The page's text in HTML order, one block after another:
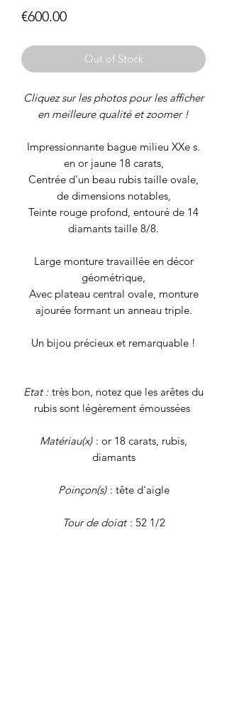
€600.00Price
Out of Stock
Cliquez sur les photos pour les afficher
en meilleure qualité et zoomer !
Impressionnante bague milieu XXe s.
en or jaune 18 carats,
Centrée d'un beau rubis taille ovale,
de dimensions notables,
Teinte rouge profond, entouré de 14
diamants taille 8/8.
Large monture travaillée en décor
géométrique,
Avec plateau central ovale, monture
ajourée formant un anneau triple.
Un bijou précieux et remarquable !
Etat : très bon, notez que les arêtes du
rubis sont légèrement émoussées
Matériau(x) : or 18 carats, rubis,
diamants
Poinçon(s) : tête d'aigle
Tour de doigt: 52 1/2